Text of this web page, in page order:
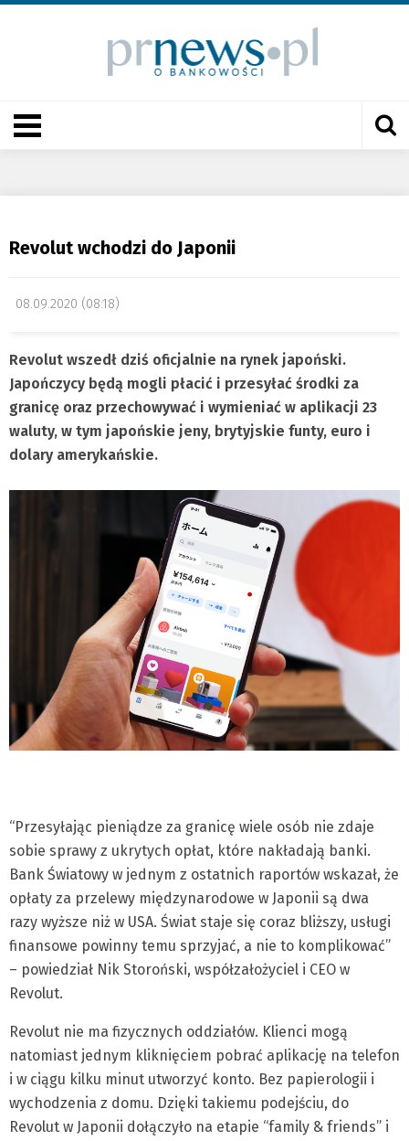
Revolut wchodzi do Japonii
08.09.2020 (08:18)
Revolut wszedł dziś oficjalnie na rynek japoński.
Japończycy będą mogli płacić i przesyłać środki za
granicę oraz przechowywać i wymieniać w aplikacji 23
waluty, w tym japońskie jeny, brytyjskie funty, euro i
dolary amerykańskie.
“Przesyłając pieniądze za granicę wiele osób nie zdaje
sobie sprawy z ukrytych opłat, które nakładają banki.
Bank Światowy w jednym z ostatnich raportów wskazał, że
opłaty za przelewy międzynarodowe w Japonii są dwa
razy wyższe niż w USA. Świat staje się coraz bliższy, usługi
finansowe powinny temu sprzyjać, a nie to komplikować”
– powiedział Nik Storoński, współzałożyciel i CEO w
Revolut.
Revolut nie ma fizycznych oddziałów. Klienci mogą
natomiast jednym kliknięciem pobrać aplikację na telefon
i w ciągu kilku minut utworzyć konto. Bez papierologii i
wychodzenia z domu. Dzięki takiemu podejściu, do
Revolut w Japonii dołączyło na etapie “family & friends” i